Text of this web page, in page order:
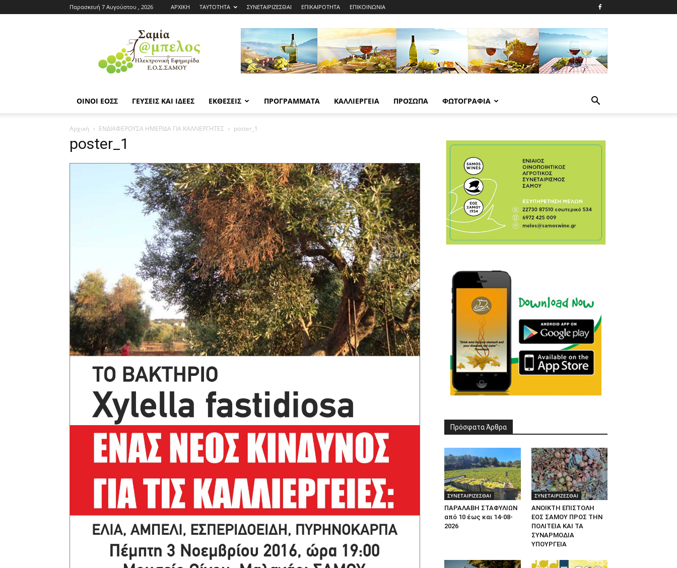
Παρασκευή 7 Αυγούστου , 2026 ΑΡΧΙΚΗ ΤΑΥΤΟΤΗΤΑ ΣΥΝΕΤΑΙΡΙΖΕΣΘΑΙ ΕΠΙΚΑΙΡΟΤΗΤΑ ΕΠΙΚΟΙΝΩΝΙΑ
Εφημερίδα
ΕΟΣΣ
|
Σαμία
ΟΙΝΟΙ ΕΟΣΣ ΓΕΥΣΕΙΣ ΚΑΙ ΙΔΕΕΣ ΕΚΘΕΣΕΙΣ ΠΡΟΓΡΑΜΜΑΤΑ ΚΑΛΛΙΕΡΓΕΙΑ ΠΡΟΣΩΠΑ ΦΩΤΟΓΡΑΦΙΑ
Αρχική ΕΝΔΙΑΦΕΡΟΥΣΑ ΗΜΕΡΙΔΑ ΓΙΑ ΚΑΛΛΙΕΡΓΗΤΕΣ poster_1
poster_1
Πρόσφατα Άρθρα
ΣΥΝΕΤΑΙΡΙΖΕΣΘΑΙ
ΠΑΡΑΛΑΒΗ ΣΤΑΦΥΛΙΩΝ
από 10 έως και 14-08-
2026
ΣΥΝΕΤΑΙΡΙΖΕΣΘΑΙ
ΑΝΟΙΚΤΗ ΕΠΙΣΤΟΛΗ
ΕΟΣ ΣΑΜΟΥ ΠΡΟΣ ΤΗΝ
ΠΟΛΙΤΕΙΑ ΚΑΙ ΤΑ
ΣΥΝΑΡΜΟΔΙΑ
ΥΠΟΥΡΓΕΙΑ